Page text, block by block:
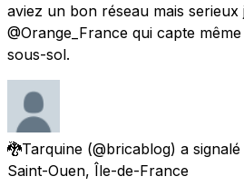
aviez un bon réseau mais
@Orange_France qui capte
sous-sol.
🐉Tarquine (@bricablog) a signalé
Saint-Ouen, Île-de-France